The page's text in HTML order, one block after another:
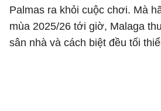
Palmas ra khỏi cuộc chơi. Mà
mùa 2025/26 tới giờ, Malaga
sân nhà và cách biệt đều tối